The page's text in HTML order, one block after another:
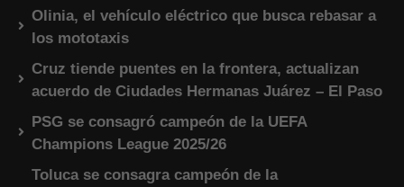
Olinia, el vehículo eléctrico que busca rebasar a
los mototaxis
Cruz tiende puentes en la frontera, actualizan
acuerdo de Ciudades Hermanas Juárez – El Paso
PSG se consagró campeón de la UEFA
Champions League 2025/26
Toluca se consagra campeón de la